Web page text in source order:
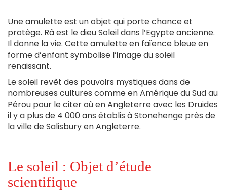
Une amulette est un objet qui porte chance et
protège. Râ est le dieu Soleil dans l’Egypte ancienne.
Il donne la vie. Cette amulette en faïence bleue en
forme d’enfant symbolise l’image du soleil
renaissant.
Le soleil revêt des pouvoirs mystiques dans de
nombreuses cultures comme en Amérique du Sud au
Pérou pour le citer où en Angleterre avec les Druides
il y a plus de 4 000 ans établis à Stonehenge près de
la ville de Salisbury en Angleterre.
Le soleil : Objet d’étude
scientifique